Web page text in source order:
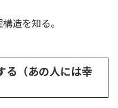
造を知る。
る（あの人には幸